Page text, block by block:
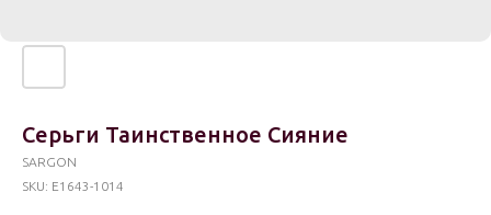
Серьги Таинственное Сияние
SARGON
SKU: E1643-1014